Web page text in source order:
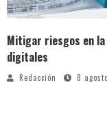
Mitigar riesgos en
digitales
Redacción 8